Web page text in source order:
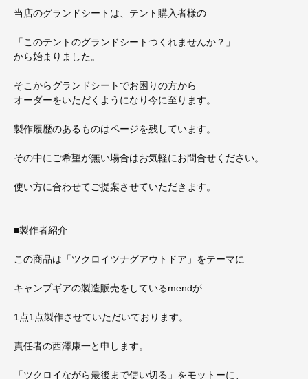
当店のグランドシートは、テント購入者様の
「このテントのグランドシートつくれませんか？」
から始まりました。
そこからグランドシートでお困りの方から
オーダーをいただくようになり今に至ります。
製作履歴のあるものはページを残しています。
その中にご希望が無い場合はお気軽にお問合せください。
使い方に合わせてご提案させていただきます。
■製作者紹介
この商品は「ツクロイツナグアウトドア」をテーマに
キャンプギアの製造販売をしているmendが
1点1点製作させていただいております。
責任者の西澤康一と申します。
「ツクロイながら最後まで使い切る」をモットーに、